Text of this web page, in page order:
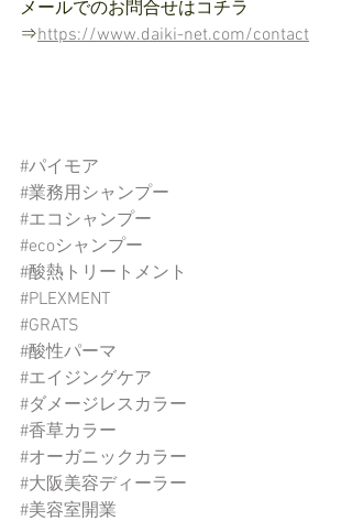
メールでのお問合せはコチラ
⇒https://www.daiki-net.com/contact
#パイモア
#業務用シャンプー
#エコシャンプー
#ecoシャンプー
#酸熱トリートメント
#PLEXMENT
#GRATS
#酸性パーマ
#エイジングケア
#ダメージレスカラー
#香草カラー
#オーガニックカラー
#大阪美容ディーラー
#美容室開業